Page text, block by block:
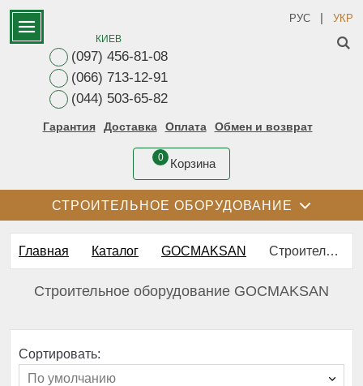
КИЕВ
(097) 456-81-08
(066) 713-12-91
(044) 503-65-82
Гарантия Доставка Оплата Обмен и возврат
0 Корзина
РУС | УКР
СТРОИТЕЛЬНОЕ ОБОРУДОВАНИЕ
Главная Каталог GOCMAKSAN Строительное оборудование GOCMAKSAN
Строительное оборудование GOCMAKSAN
Сортировать:
По умолчанию